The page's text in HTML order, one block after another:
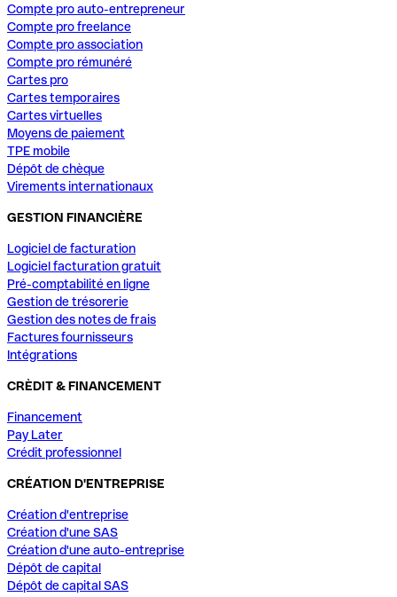
Compte pro auto-entrepreneur
Compte pro freelance
Compte pro association
Compte pro rémunéré
Cartes pro
Cartes temporaires
Cartes virtuelles
Moyens de paiement
TPE mobile
Dépôt de chèque
Virements internationaux
GESTION FINANCIÈRE
Logiciel de facturation
Logiciel facturation gratuit
Pré-comptabilité en ligne
Gestion de trésorerie
Gestion des notes de frais
Factures fournisseurs
Intégrations
CRÈDIT & FINANCEMENT
Financement
Pay Later
Crédit professionnel
CRÉATION D'ENTREPRISE
Création d'entreprise
Création d'une SAS
Création d'une auto-entreprise
Dépôt de capital
Dépôt de capital SAS